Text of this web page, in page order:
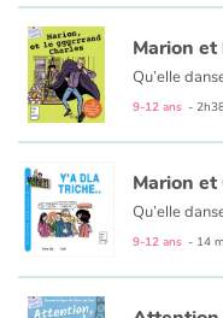
Marion
9-12 ans -
Marion et
9-12 ans - 14